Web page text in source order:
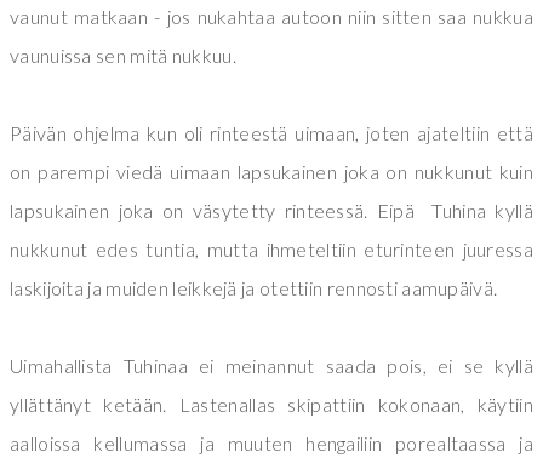
vaunut matkaan - jos nukahtaa autoon niin sitten saa nukkua
vaunuissa sen mitä nukkuu.
Päivän ohjelma kun oli rinteestä uimaan, joten ajateltiin että
on parempi viedä uimaan lapsukainen joka on nukkunut kuin
lapsukainen joka on väsytetty rinteessä. Eipä Tuhina kyllä
nukkunut edes tuntia, mutta ihmeteltiin eturinteen juuressa
laskijoita ja muiden leikkejä ja otettiin rennosti aamupäivä.
Uimahallista Tuhinaa ei meinannut saada pois, ei se kyllä
yllättänyt ketään. Lastenallas skipattiin kokonaan, käytiin
aalloissa kellumassa ja muuten hengailiin porealtaassa ja